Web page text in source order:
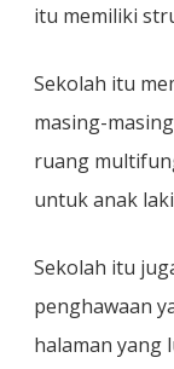
itu memiliki
Sekolah itu
masing-
ruang
untuk anak
Sekolah itu
penghawaan
halaman yang